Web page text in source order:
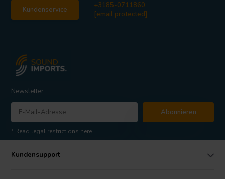
Kundenservice
+3185-0711860
[email protected]
Newsletter
Abonnieren
* Read legal restrictions here
Kundensupport